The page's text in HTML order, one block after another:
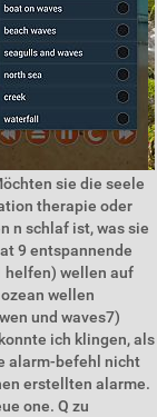
sie die seele
therapie oder
n schlaf ist, was sie
9 entspannende
helfen) wellen auf
wellen
und waves7)
ich klingen, als
alarm-befehl nicht
erstellten alarme.
one. Q zu